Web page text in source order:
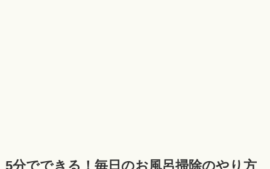
5分でできる！毎日のお風呂掃除のやり方